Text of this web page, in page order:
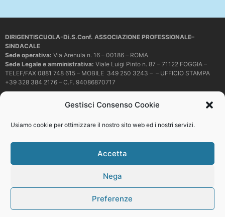
Gestisci Consenso Cookie
Usiamo cookie per ottimizzare il nostro sito web ed i nostri servizi.
Accetta
Nega
Preferenze
DIRIGENTISCUOLA-Di.S.Conf. ASSOCIAZIONE PROFESSIONALE–
SINDACALE
Sede operativa: Via Arenula n. 16 – 00186 – ROMA
Sede Legale e amministrativa: Viale Luigi Pinto n. 87 – 71122 FOGGIA –
TELEF/FAX 0881 748 615 – MOBILE 349 250 3243 – – UFFICIO STAMPA
+39 328 384 2176 – C.F. 94086870717
dirigentiscuola@pec.it
copiare o riprodurre in alcun modo i contenuti presenti in questo sito se non
Top